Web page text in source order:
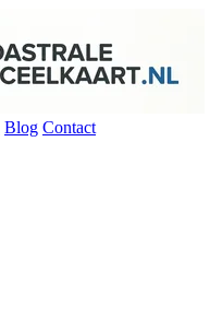
Blog Contact